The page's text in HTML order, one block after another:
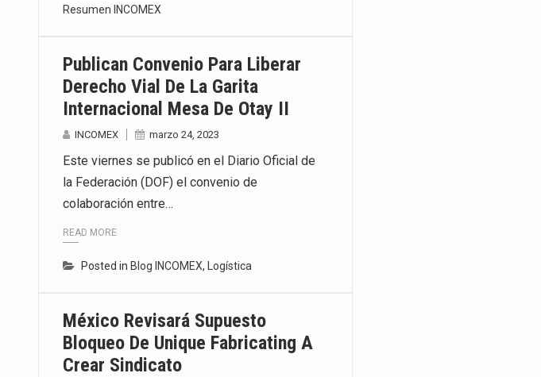
Resumen INCOMEX
Publican Convenio Para Liberar
Derecho Vial De La Garita
Internacional Mesa De Otay II
INCOMEX marzo 24, 2023
Este viernes se publicó en el Diario Oficial de
la Federación (DOF) el convenio de
colaboración entre…
READ MORE
Posted in Blog INCOMEX, Logística
México Revisará Supuesto
Bloqueo De Unique Fabricating A
Crear Sindicato